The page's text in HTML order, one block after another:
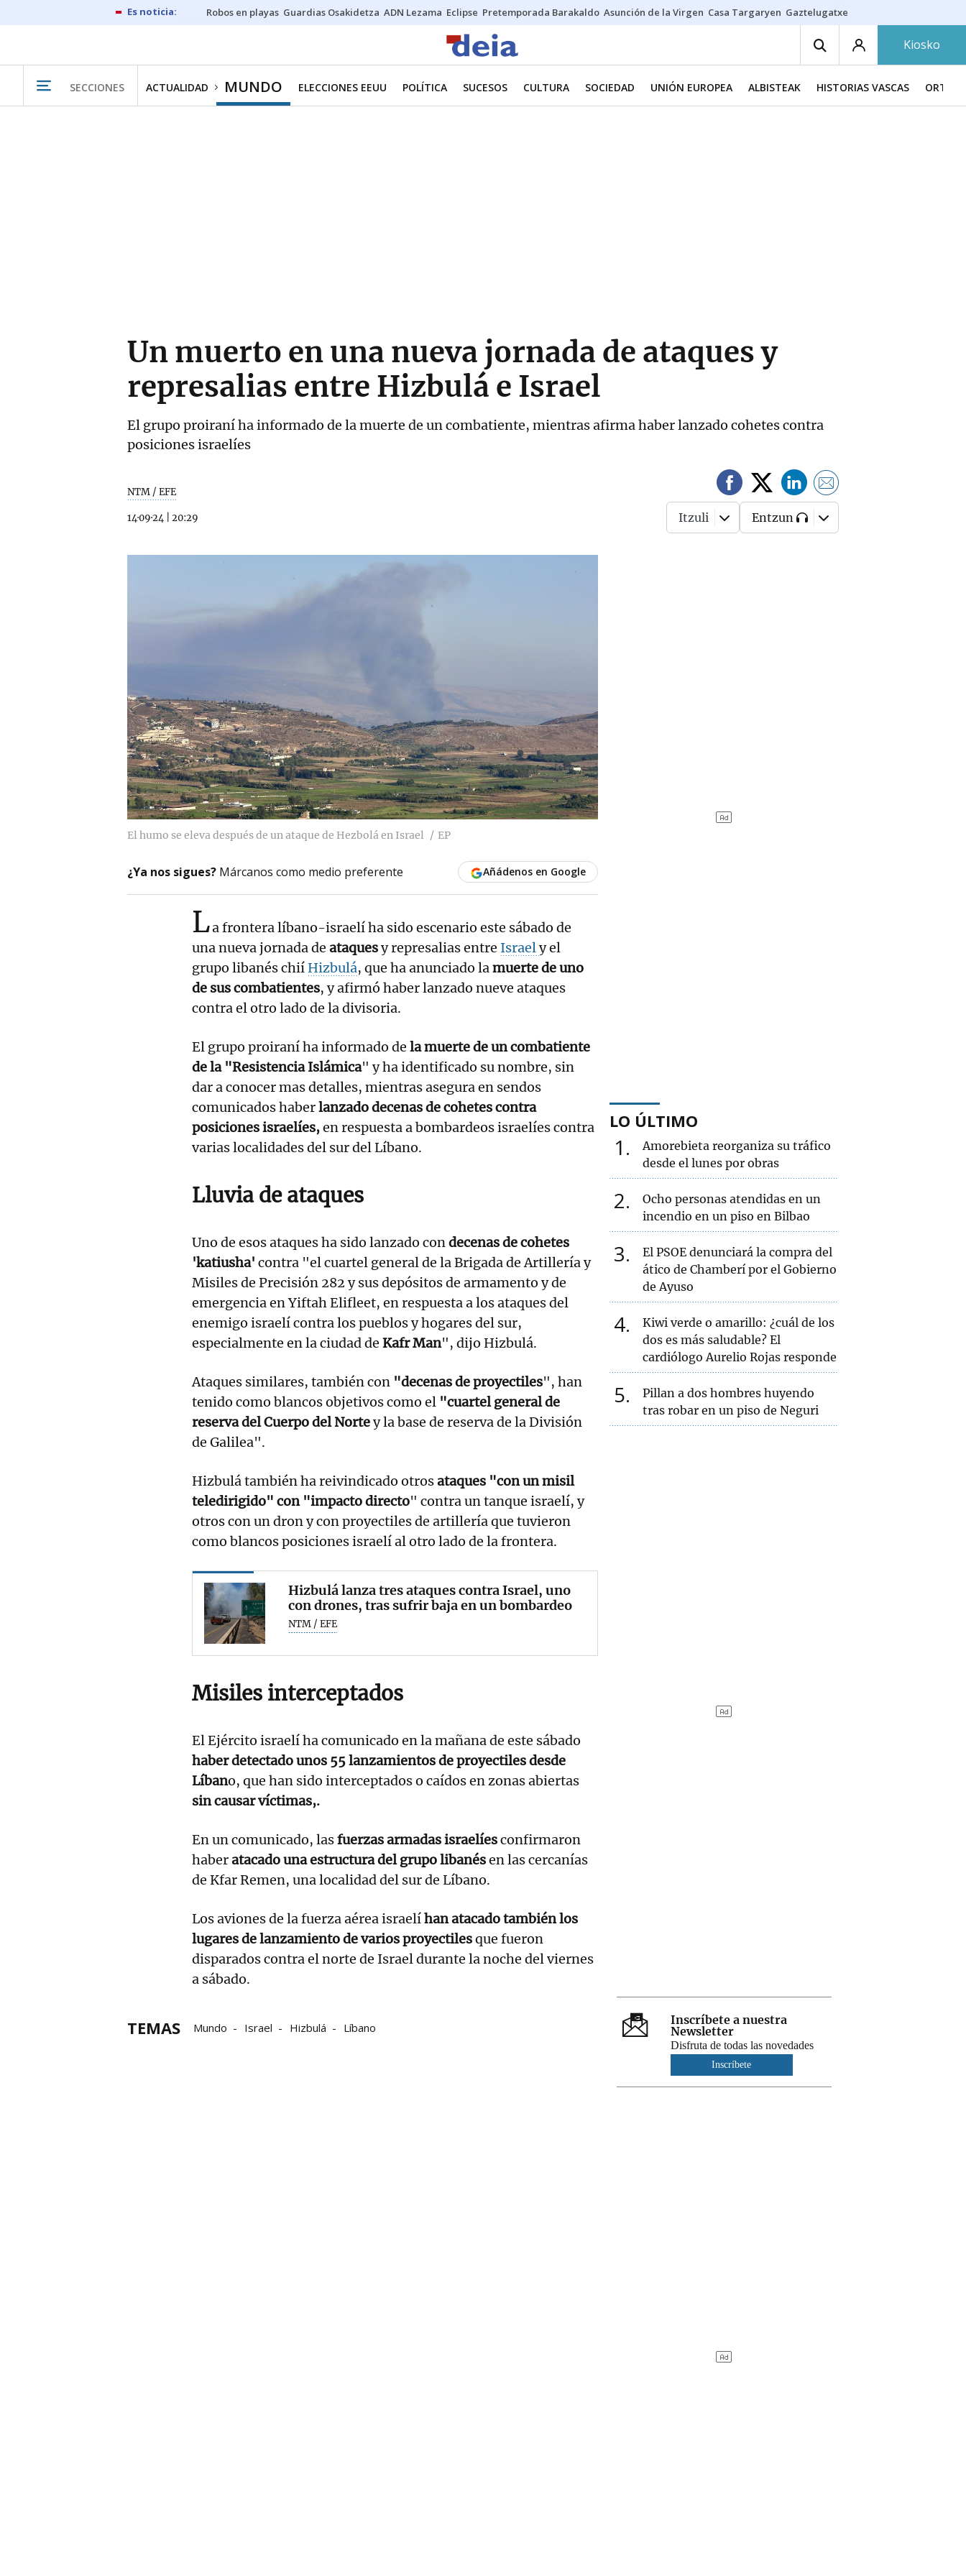
Robos en playas Guardias Osakidetza ADN Lezama Eclipse Pretemporada Barakaldo Asunción de la Virgen Casa Targaryen Gaztelugatxe
Kiosko
SECCIONES ACTUALIDAD MUNDO ELECCIONES EEUU POLÍTICA SUCESOS CULTURA SOCIEDAD UNIÓN EUROPEA ALBISTEAK HISTORIAS VASCAS
Un muerto en una nueva jornada de ataques y
represalias entre Hizbulá e Israel
El grupo proiraní ha informado de la muerte de un combatiente, mientras afirma haber lanzado cohetes contra
posiciones israelíes
NTM / EFE
14·09·24 20:29 Itzuli Entzun
El humo se eleva después de un ataque de Hezbolá en Israel EP
¿Ya nos sigues? Márcanos como medio preferente Añádenos en Google
La frontera líbano-israelí ha sido escenario este sábado de
una nueva jornada de ataquesy represalias entre Israely el
grupo libanés chií Hizbulá, que ha anunciado lamuerte de uno
de sus combatientes, y afirmó haber lanzado nueve ataques
contra el otro lado de la divisoria.
El grupo proiraní ha informado de la muerte de un combatiente
de la "Resistencia Islámica" y ha identificado su nombre, sin
dar a conocer mas detalles, mientras asegura en sendos
comunicados haberlanzado decenas de cohetes contra
posiciones israelíes,en respuesta a bombardeos israelíes contra
varias localidades del sur del Líbano.
Lluvia de ataques
Uno de esos ataques ha sido lanzado condecenas de cohetes
'katiusha' contra "el cuartel general de la Brigada de Artillería y
Misiles de Precisión 282 y sus depósitos de armamento y de
emergencia en Yiftah Elifleet, en respuesta a los ataques del
enemigo israelí contra los pueblos y hogares del sur,
especialmente en la ciudad de Kafr Man", dijo Hizbulá.
Ataques similares, también con "decenas de proyectiles", han
tenido como blancos objetivos como el "cuartel general de
reserva del Cuerpo del Nortey la base de reserva de la División
de Galilea".
Hizbulá también ha reivindicado otrosataques "con un misil
teledirigido" con "impacto directo" contra un tanque israelí, y
otros con un dron y con proyectiles de artillería que tuvieron
como blancos posiciones israelí al otro lado de la frontera.
Hizbulá lanza tres ataques contra Israel, uno
con drones, tras sufrir baja en un bombardeo
NTM / EFE
Misiles interceptados
El Ejército israelí ha comunicado en la mañana de este sábado
haber detectado unos 55 lanzamientos de proyectiles desde
Líbano, que han sido interceptados o caídos en zonas abiertas
sin causar víctimas,.
En un comunicado, lasfuerzas armadas israelíesconfirmaron
haberatacado una estructura del grupo libanésen las cercanías
de Kfar Remen, una localidad del sur de Líbano.
Los aviones de la fuerza aérea israelíhan atacado también los
lugares de lanzamiento de varios proyectilesque fueron
disparados contra el norte de Israel durante la noche del viernes
a sábado.
TEMAS Mundo Israel Hizbulá Líbano
LO ÚLTIMO
1
Amorebieta reorganiza su tráfico
desde el lunes por obras
2
Ocho personas atendidas en un
incendio en un piso en Bilbao
3
El PSOE denunciará la compra del
ático de Chamberí por el Gobierno
de Ayuso
4
Kiwi verde o amarillo: ¿cuál de los
dos es más saludable? El
cardiólogo Aurelio Rojas responde
5
Pillan a dos hombres huyendo
tras robar en un piso de Neguri
Inscríbete a nuestra
Newsletter
Disfruta de todas las novedades
Inscríbete